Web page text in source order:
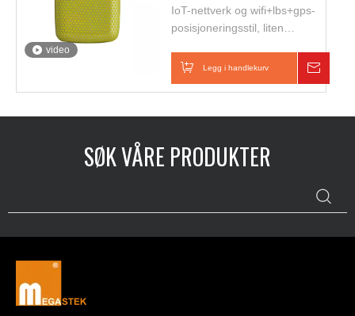
video
IoT-nettverk og wifi+lbs+gps-
posisjoneringsstil, liten
er egnet for barn, barn eller
Legg i handlekurv
SØK VÅRE PRODUKTER